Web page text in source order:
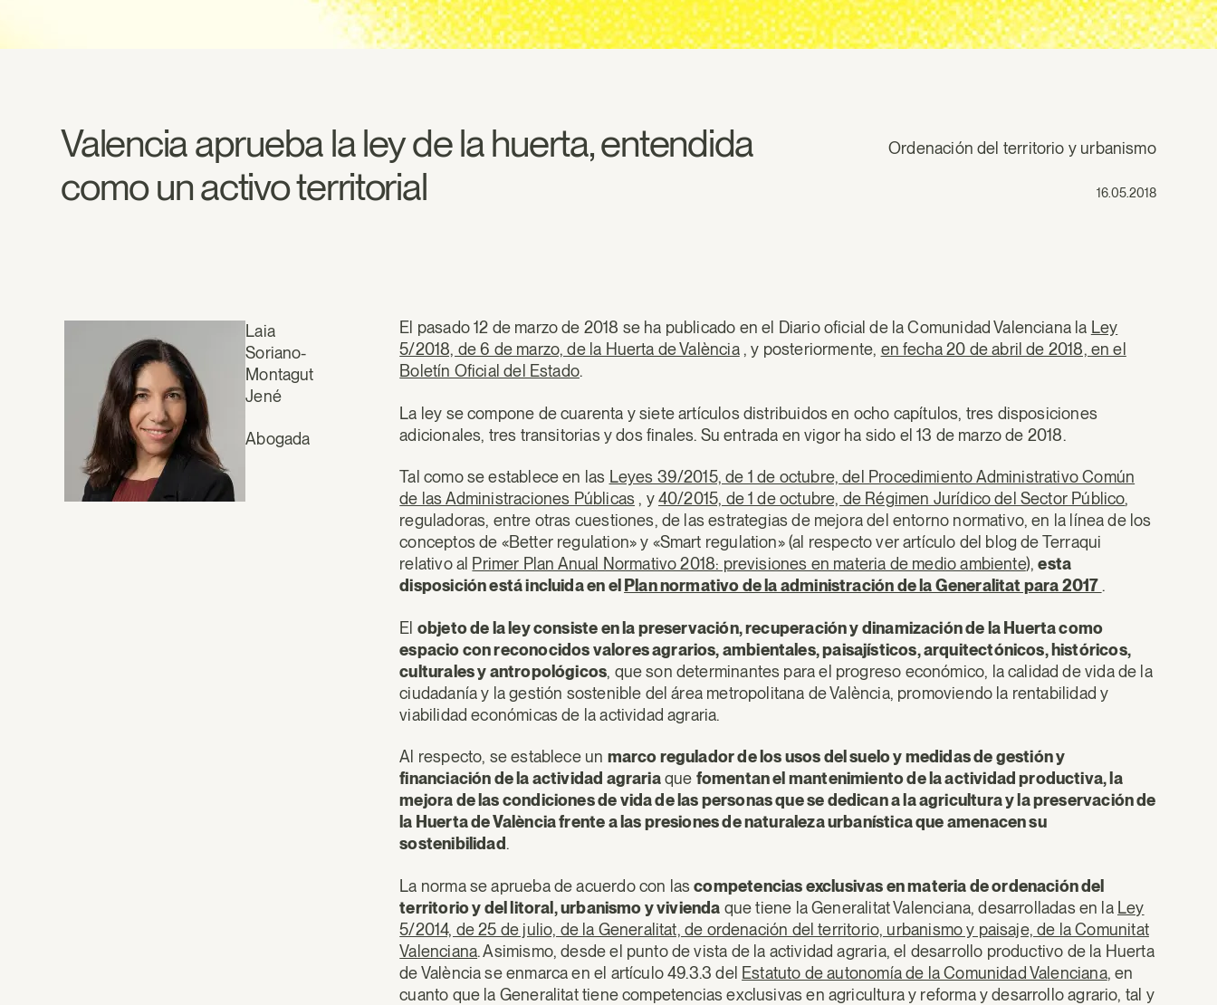
Valencia aprueba la ley de la huerta, entendida
como un activo territorial
16.05.2018
Ordenación del territorio y urbanismo
El pasado 12 de marzo de 2018 se ha publicado en el Diario oficial de la Comunidad Valenciana la Ley
5/2018, de 6 de marzo, de la Huerta de València, y posteriormente, en fecha 20 de abril de 2018, en el
Boletín Oficial del Estado.
La ley se compone de cuarenta y siete artículos distribuidos en ocho capítulos, tres disposiciones
adicionales, tres transitorias y dos finales. Su entrada en vigor ha sido el 13 de marzo de 2018.
Tal como se establece en las Leyes 39/2015, de 1 de octubre, del Procedimiento Administrativo Común
de las Administraciones Públicas , y40/2015, de 1 de octubre, de Régimen Jurídico del Sector Público,
reguladoras, entre otras cuestiones, de las estrategias de mejora del entorno normativo, en la línea de los
conceptos de «Better regulation» y «Smart regulation» (al respecto ver artículo del blog de Terraqui
relativo al Primer Plan Anual Normativo 2018: previsiones en materia de medio ambiente),esta
disposición está incluida en el Plan normativo de la administración de la Generalitat para 2017 .
El objeto de la ley consiste en la preservación, recuperación y dinamización de la Huerta como
espacio con reconocidos valores agrarios, ambientales, paisajísticos, arquitectónicos, históricos,
culturales y antropológicos, que son determinantes para el progreso económico, la calidad de vida de la
ciudadanía y la gestión sostenible del área metropolitana de València, promoviendo la rentabilidad y
viabilidad económicas de la actividad agraria.
Al respecto, se establece un marco regulador de los usos del suelo y medidas de gestión y
financiación de la actividad agrariaque fomentan el mantenimiento de la actividad productiva, la
mejora de las condiciones de vida de las personas que se dedican a la agricultura y la preservación de
la Huerta de València frente a las presiones de naturaleza urbanística que amenacen su
sostenibilidad .
La norma se aprueba de acuerdo con lascompetencias exclusivas en materia de ordenación del
territorio y del litoral, urbanismo y vivienda que tiene la Generalitat Valenciana, desarrolladas en la Ley
5/2014, de 25 de julio, de la Generalitat, de ordenación del territorio, urbanismo y paisaje, de la Comunitat
Valenciana. Asimismo, desde el punto de vista de la actividad agraria, el desarrollo productivo de la Huerta
de València se enmarca en el artículo 49.3.3 del Estatuto de autonomía de la Comunidad Valenciana, en
cuanto que la Generalitat tiene competencias exclusivas en agricultura y reforma y desarrollo agrario, tal y
Laia
Soriano-
Montagut
Jené
Abogada